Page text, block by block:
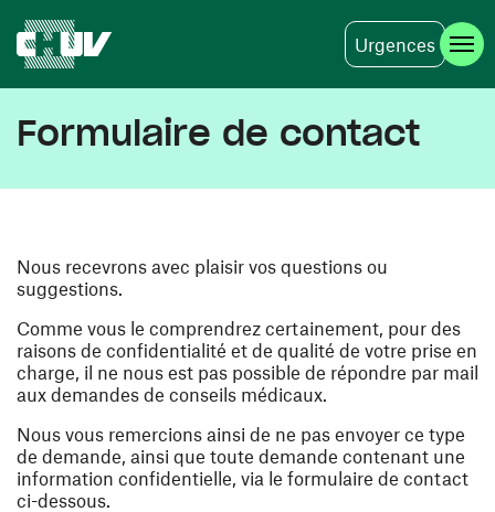
Urgences
Formulaire de contact
Nous recevrons avec plaisir vos questions ou
suggestions.
Comme vous le comprendrez certainement, pour des
raisons de confidentialité et de qualité de votre prise en
charge, il ne nous est pas possible de répondre par mail
aux demandes de conseils médicaux.
Nous vous remercions ainsi de ne pas envoyer ce type
de demande, ainsi que toute demande contenant une
information confidentielle, via le formulaire de contact
ci-dessous.